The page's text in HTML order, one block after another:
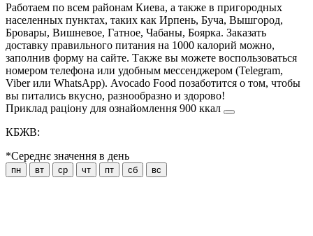
Работаем по всем районам Киева, а также в пригородных
населенных пунктах, таких как Ирпень, Буча, Вышгород,
Бровары, Вишневое, Гатное, Чабаны, Боярка. Заказать
доставку правильного питания на 1000 калорий можно,
заполнив форму на сайте. Также вы можете воспользоваться
номером телефона или удобным мессенджером (Telegram,
Viber или WhatsApp). Avocado Food позаботится о том, чтобы
вы питались вкусно, разнообразно и здорово!
Приклад раціону для ознайомлення 900 ккал
КБЖВ:
*Середнє значення в день
пн вт ср чт пт сб вс